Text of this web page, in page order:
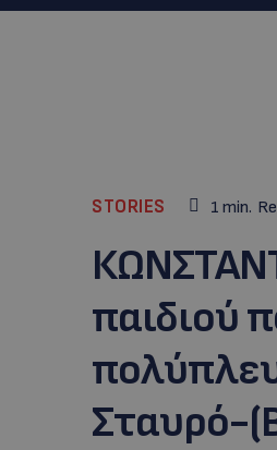
STORIES 1 min.
παιδιού
Σταυρό-